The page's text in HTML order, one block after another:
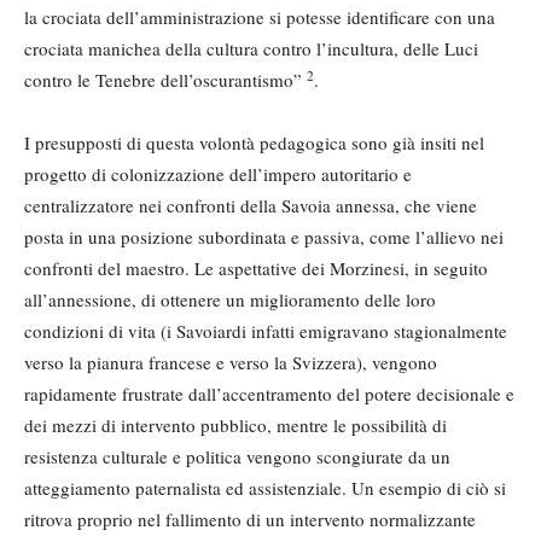
la crociata dell’amministrazione si potesse identificare con una
crociata manichea della cultura contro l’incultura, delle Luci
contro le Tenebre dell’oscurantismo” 2.
I presupposti di questa volontà pedagogica sono già insiti nel
progetto di colonizzazione dell’impero autoritario e
centralizzatore nei confronti della Savoia annessa, che viene
posta in una posizione subordinata e passiva, come l’allievo nei
confronti del maestro. Le aspettative dei Morzinesi, in seguito
all’annessione, di ottenere un miglioramento delle loro
condizioni di vita (i Savoiardi infatti emigravano stagionalmente
verso la pianura francese e verso la Svizzera), vengono
rapidamente frustrate dall’accentramento del potere decisionale e
dei mezzi di intervento pubblico, mentre le possibilità di
resistenza culturale e politica vengono scongiurate da un
atteggiamento paternalista ed assistenziale. Un esempio di ciò si
ritrova proprio nel fallimento di un intervento normalizzante